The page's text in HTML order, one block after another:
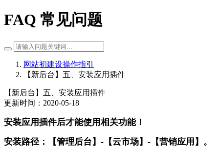
FAQ 常见问题
网站初建设操作指引
【新后台】五、安装应用插件
【新后台】五、安装应用插件
更新时间：2020-05-18
安装应用插件后才能使用相关功能！
安装路径：【管理后台】-【云市场】-【营销应用】。